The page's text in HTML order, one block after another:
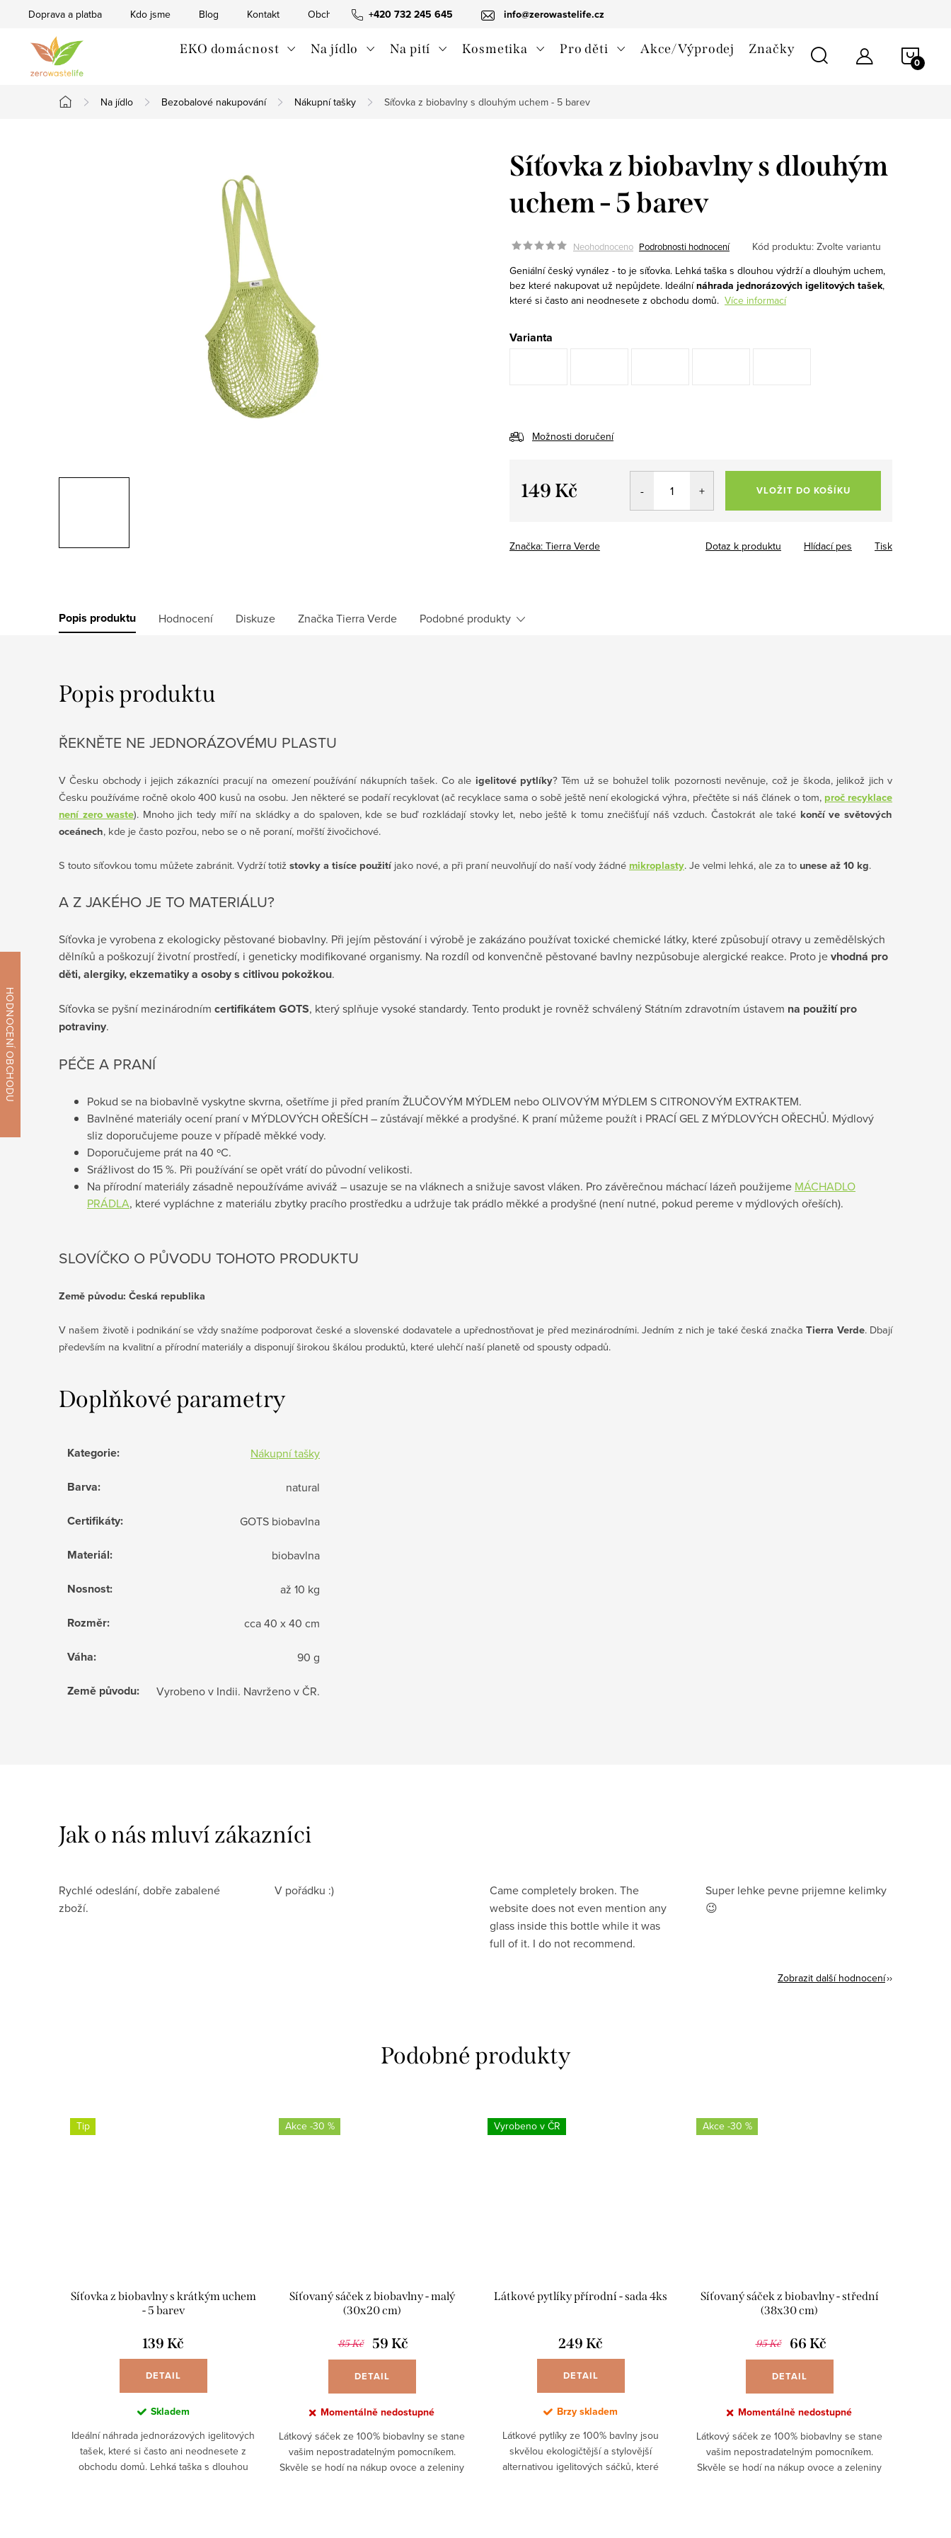
+420 732 245 645 info@zerowastelife.cz
Doprava a platba Kdo jsme Blog Kontakt Obchodní podmínky Ochrana osobních údajů Odstoupení od smlouvy
EKO domácnost Na jídlo Na pití Kosmetika Pro děti Akce/Výprodej Značky
Domů
Na jídlo Bezobalové nakupování Nákupní tašky Síťovka z biobavlny s dlouhým uchem - 5 barev
Síťovka z biobavlny s dlouhým
uchem - 5 barev
Neohodnoceno Podrobnosti hodnocení Kód produktu: Zvolte variantu
Geniální český vynález - to je síťovka. Lehká taška s dlouhou výdrží a dlouhým uchem,
bez které nakupovat už nepůjdete. Ideálnínáhrada jednorázových igelitových tašek,
které si často ani neodnesete z obchodu domů. Více informací
Varianta
Možnosti doručení
149 Kč VLOŽIT DO KOŠÍKU
Značka: Tierra Verde Tisk
Dotaz k produktu Hlídací pes
Popis produktu Hodnocení Diskuze ZnačkaTierra Verde Podobné produkty
Popis produktu
ŘEKNĚTE NE JEDNORÁZOVÉMU PLASTU
V Česku obchody i jejich zákazníci pracují na omezení používání nákupních tašek. Co ale igelitové pytlíky? Těm už se bohužel tolik pozornosti nevěnuje, což je škoda, jelikož jich v
Česku používáme ročně okolo 400 kusů na osobu. Jen některé se podaří recyklovat (ač recyklace sama o sobě ještě není ekologická výhra, přečtěte si náš článek o tom, proč recyklace
není zero waste). Mnoho jich tedy míří na skládky a do spaloven, kde se buď rozkládají stovky let, nebo ještě k tomu znečišťují náš vzduch. Častokrát ale také končí ve světových
oceánech, kde je často pozřou, nebo se o ně poraní, mořští živočichové.
S touto síťovkou tomu můžete zabránit.Vydrží totižstovky a tisíce použitíjako nové, a při praní neuvolňují do naší vody žádné mikroplasty. Je velmi lehká, ale za to unese až 10 kg.
A Z JAKÉHO JE TO MATERIÁLU?
Síťovka je vyrobena z ekologicky pěstované biobavlny. Při jejím pěstování i výrobě je zakázáno používat toxické chemické látky, které způsobují otravy u zemědělských
dělníků a poškozují životní prostředí, i geneticky modifikované organismy. Na rozdíl od konvenčně pěstované bavlny nezpůsobuje alergické reakce. Proto jevhodná pro
děti, alergiky, ekzematiky a osoby s citlivou pokožkou.
Síťovka se pyšní mezinárodním certifikátem GOTS, který splňuje vysoké standardy. Tento produkt je rovněž schválený Státním zdravotním ústavem na použití pro
potraviny.
PÉČE A PRANÍ
Pokud se na biobavlně vyskytne skvrna, ošetříme ji před praním ŽLUČOVÝM MÝDLEM neboOLIVOVÝM MÝDLEM S CITRONOVÝM EXTRAKTEM.
Bavlněné materiály ocení praní v MÝDLOVÝCH OŘEŠÍCH– zůstávají měkké a prodyšné. K praní můžeme použít i PRACÍ GEL Z MÝDLOVÝCH OŘECHŮ. Mýdlový
sliz doporučujeme pouze v případě měkké vody.
Doporučujeme prát na 40 ºC.
Srážlivost do 15 %. Při používání se opět vrátí do původní velikosti.
Na přírodní materiály zásadně nepoužíváme aviváž – usazuje se na vláknech a snižuje savost vláken. Pro závěrečnou máchací lázeň použijeme MÁCHADLO
PRÁDLA, které vypláchne z materiálu zbytky pracího prostředku a udržuje tak prádlo měkké a prodyšné (není nutné, pokud pereme v mýdlových ořeších).
SLOVÍČKO O PŮVODU TOHOTO PRODUKTU
Země původu: Česká republika
V našem životě i podnikání se vždy snažíme podporovat české a slovenské dodavatele a upřednostňovat je před mezinárodními. Jedním z nich je také česká značkaTierra Verde. Dbají
především na kvalitní a přírodní materiály a disponují širokou škálou produktů, které ulehčí naší planetě od spousty odpadů.
Doplňkové parametry
Kategorie: Nákupní tašky
Barva: natural
Certifikáty: GOTS biobavlna
Materiál: biobavlna
Nosnost: až 10 kg
Rozměr: cca 40 x 40 cm
Váha: 90 g
Země původu: Vyrobeno v Indii. Navrženo v ČR.
Rychlé odeslání, dobře zabalené
zboží.
V pořádku :)
Came completely broken. The
website does not even mention any
glass inside this bottle while it was
full of it. I do not recommend.
Super lehke pevne prijemne kelimky
😉
Zobrazit další hodnocení
Tip
Síťovka z biobavlny s krátkým uchem
- 5 barev
139 Kč
DETAIL
Skladem
Ideální náhrada jednorázových igelitových
tašek, které si často ani neodnesete z
obchodu domů. Lehká taška s dlouhou
-30 %
Síťovaný sáček z biobavlny - malý
(30x20 cm)
85 Kč 59 Kč
DETAIL
Momentálně nedostupné
Látkový sáček ze 100% biobavlny se stane
vašim nepostradatelným pomocníkem.
Skvěle se hodí na nákup ovoce a zeleniny
Vyrobeno v ČR
Látkové pytlíky přírodní - sada 4ks
249 Kč
DETAIL
Brzy skladem
Látkové pytlíky ze 100% bavlny jsou
skvělou ekologičtější a stylovější
alternativou igelitových sáčků, které
-30 %
Síťovaný sáček z biobavlny - střední
(38x30 cm)
95 Kč 66 Kč
DETAIL
Momentálně nedostupné
Látkový sáček ze 100% biobavlny se stane
vašim nepostradatelným pomocníkem.
Skvěle se hodí na nákup ovoce a zeleniny